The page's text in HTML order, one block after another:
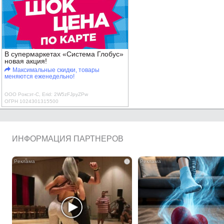
В супермаркетах «Система Глобус»
новая акция!
Максимальные скидки, товары
меняются еженедельно!
ООО Роксэт-С, Erid: 2W5zFJpyZPw
ОГРН 1024301315500
ИНФОРМАЦИЯ ПАРТНЕРОВ
i